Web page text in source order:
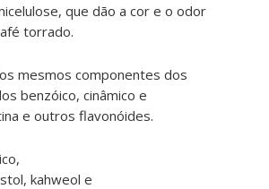
que dão a cor e o odor
torrado.
mesmos componentes dos
benzóico,cinâmico e
e outrosflavonóides.
,kahweol e